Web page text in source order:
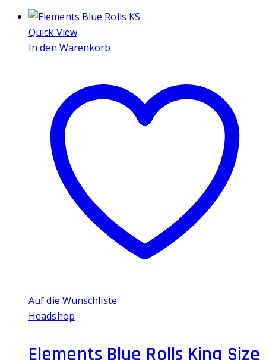
Quick View
In den Warenkorb
Auf die Wunschliste
Headshop
Elements Blue Rolls King Size